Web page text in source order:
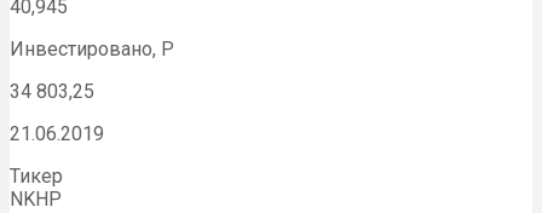
40,945
Инвестировано, Р
34 803,25
21.06.2019
Тикер
NKHP